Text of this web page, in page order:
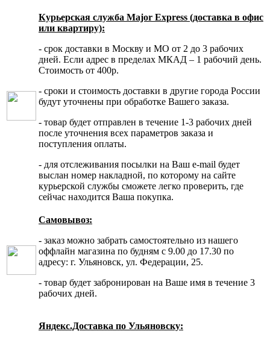
Курьерская служба Major Express (доставка в офис
или квартиру):
- срок доставки в Москву и МО от 2 до 3 рабочих
дней. Если адрес в пределах МКАД – 1 рабочий день.
Стоимость от 400р.
- сроки и стоимость доставки в другие города России
будут уточнены при обработке Вашего заказа.
- товар будет отправлен в течение 1-3 рабочих дней
после уточнения всех параметров заказа и
поступления оплаты.
- для отслеживания посылки на Ваш e-mail будет
выслан номер накладной, по которому на сайте
курьерской службы сможете легко проверить, где
сейчас находится Ваша покупка.
Самовывоз:
- заказ можно забрать самостоятельно из нашего
оффлайн магазина по будням с 9.00 до 17.30 по
адресу: г. Ульяновск, ул. Федерации, 25.
- товар будет забронирован на Ваше имя в течение 3
рабочих дней.
Яндекс.Доставка по Ульяновску: